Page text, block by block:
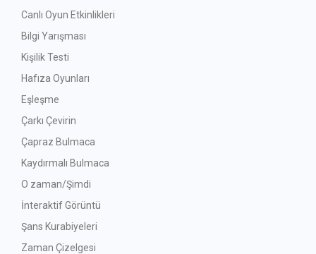
Canlı Oyun Etkinlikleri
Bilgi Yarışması
Kişilik Testi
Hafıza Oyunları
Eşleşme
Çarkı Çevirin
Çapraz Bulmaca
Kaydırmalı Bulmaca
O zaman/Şimdi
İnteraktif Görüntü
Şans Kurabiyeleri
Zaman Çizelgesi